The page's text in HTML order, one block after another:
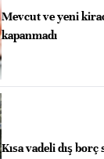
Mevcut ve yeni
kapanmadı
Kısa vadeli dış